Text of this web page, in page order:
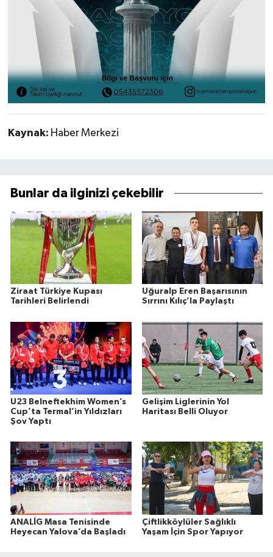
Kaynak: Haber Merkezi
Bunlar da ilginizi çekebilir
Ziraat Türkiye Kupası
Tarihleri Belirlendi
Uğuralp Eren Başarısının
Sırrını Kılıç’la Paylaştı
U23 Belneftekhim Women’s
Cup’ta Termal’in Yıldızları
Şov Yaptı
Gelişim Liglerinin Yol
Haritası Belli Oluyor
ANALİG Masa Tenisinde
Heyecan Yalova’da Başladı
Çiftlikköylüler Sağlıklı
Yaşam İçin Spor Yapıyor